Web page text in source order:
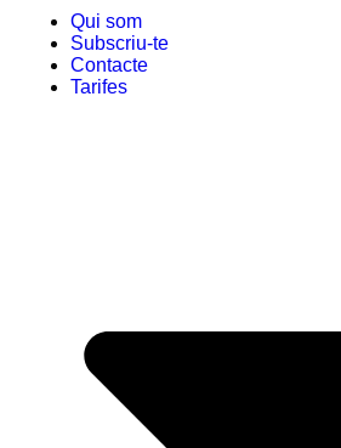
Qui som
Subscriu-te
Contacte
Tarifes